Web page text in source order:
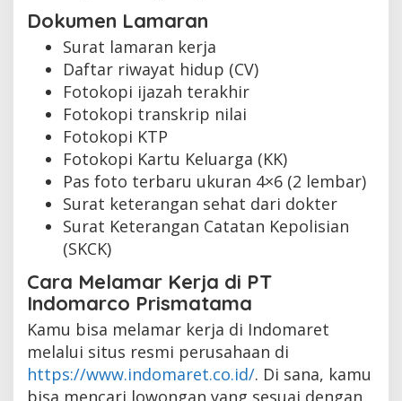
Dokumen Lamaran
Surat lamaran kerja
Daftar riwayat hidup (CV)
Fotokopi ijazah terakhir
Fotokopi transkrip nilai
Fotokopi KTP
Fotokopi Kartu Keluarga (KK)
Pas foto terbaru ukuran 4×6 (2 lembar)
Surat keterangan sehat dari dokter
Surat Keterangan Catatan Kepolisian
(SKCK)
Cara Melamar Kerja di PT
Indomarco Prismatama
Kamu bisa melamar kerja di Indomaret
melalui situs resmi perusahaan di
https://www.indomaret.co.id/. Di sana, kamu
bisa mencari lowongan yang sesuai dengan